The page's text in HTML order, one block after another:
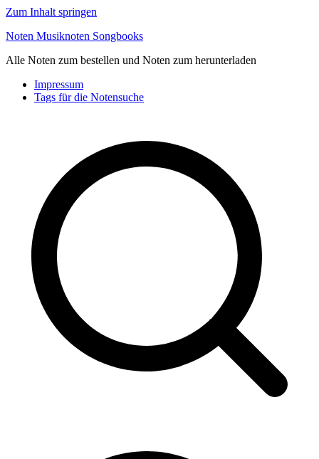
Zum Inhalt springen
Noten Musiknoten Songbooks
Alle Noten zum bestellen und Noten zum herunterladen
Impressum
Tags für die Notensuche